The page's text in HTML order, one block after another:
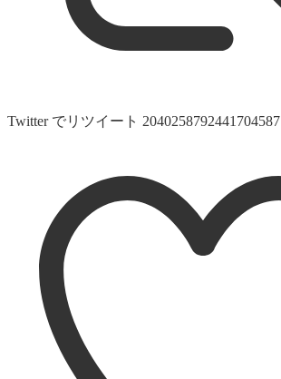
Twitter でリツイート 2040258792441704587